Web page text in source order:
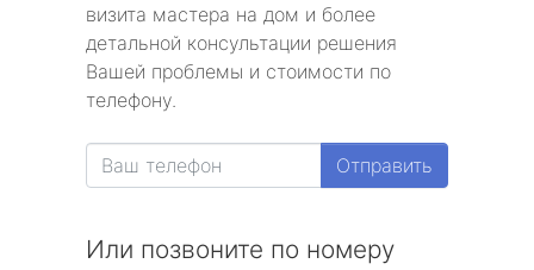
визита мастера на дом и более
детальной консультации решения
Вашей проблемы и стоимости по
телефону.
Отправить
Или позвоните по номеру